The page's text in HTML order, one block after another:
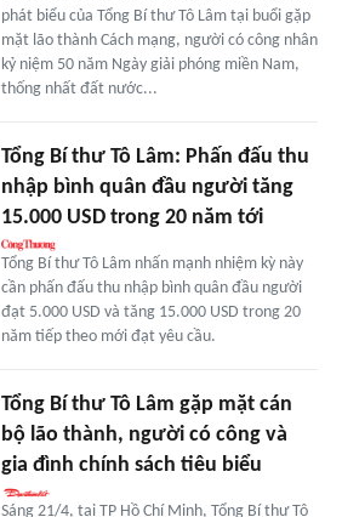
phát biểu của Tổng Bí thư Tô Lâm tại buổi gặp
mặt lão thành Cách mạng, người có công nhân
kỷ niệm 50 năm Ngày giải phóng miền Nam,
thống nhất đất nước...
Tổng Bí thư Tô Lâm: Phấn đấu thu
nhập bình quân đầu người tăng
15.000 USD trong 20 năm tới
Tổng Bí thư Tô Lâm nhấn mạnh nhiệm kỳ này
cần phấn đấu thu nhập bình quân đầu người
đạt 5.000 USD và tăng 15.000 USD trong 20
năm tiếp theo mới đạt yêu cầu.
Tổng Bí thư Tô Lâm gặp mặt cán
bộ lão thành, người có công và
gia đình chính sách tiêu biểu
Sáng 21/4, tại TP Hồ Chí Minh, Tổng Bí thư Tô